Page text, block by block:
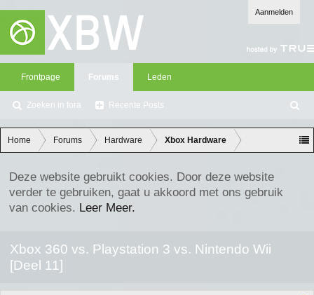
Aanmelden
Frontpage Forums
Zoeken in fora Recente Posts
Leden
oe
ke
n
Home Forums Hardware Xbox Hardware
Deze website gebruikt cookies. Door deze website
verder te gebruiken, gaat u akkoord met ons gebruik
van cookies. Leer Meer.
Xbox 360 vs. Playstation 3 vs. Nintendo Wii
[Deel 11]